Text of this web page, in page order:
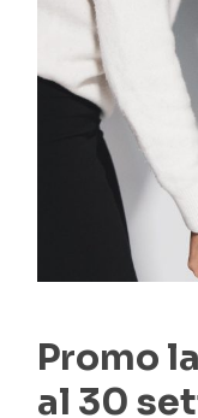
Promo
al 30